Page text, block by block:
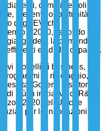
adiacenti, come i veicoli
presenta opportunità
degli EV, che
entro il 2030, secondo
guiderà la domanda di
efficienti e ad alta capacità.
modelli di business,
di riciclaggio,
Governi e settori
di più in iniziative di R&S,
2020 dell'Unione
per le innovazioni